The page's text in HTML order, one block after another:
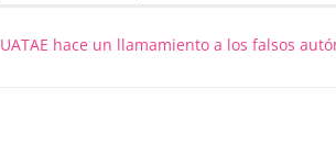
UATAE hace un llamamiento a los falsos